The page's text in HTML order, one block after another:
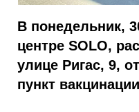
В понедельник,
центре SOLO,
улице Ригас, 9,
пункт